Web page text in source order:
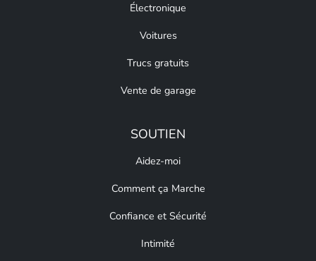
Électronique
Voitures
Trucs gratuits
Vente de garage
SOUTIEN
Aidez-moi
Comment ça Marche
Confiance et Sécurité
Intimité